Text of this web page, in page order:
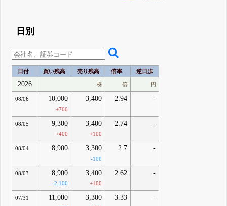
日別
日付 買い残高 売り残高 倍率 逆日歩
2026 株 倍 円
08/06 10,000
+700
3,400 2.94 -
08/05 9,300
+400
3,400
+100
2.74 -
08/04 8,900 3,300
-100
2.7 -
08/03 8,900
-2,100
3,400
+100
2.62 -
07/31 11,000 3,300 3.33 -